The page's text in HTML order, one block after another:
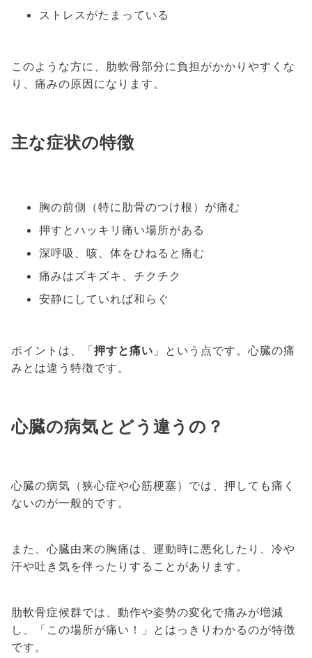
ストレスがたまっている
このような方に、肋軟骨部分に負担がかかりやすくな
り、痛みの原因になります。
主な症状の特徴
胸の前側（特に肋骨のつけ根）が痛む
押すとハッキリ痛い場所がある
深呼吸、咳、体をひねると痛む
痛みはズキズキ、チクチク
安静にしていれば和らぐ
ポイントは、「押すと痛い 」という点です。心臓の痛
みとは違う特徴です。
心臓の病気とどう違うの？
心臓の病気（狭心症や心筋梗塞）では、押しても痛く
ないのが一般的です。
また、心臓由来の胸痛は、運動時に悪化したり、冷や
汗や吐き気を伴ったりすることがあります。
肋軟骨症候群では、動作や姿勢の変化で痛みが増減
し、「この場所が痛い！」とはっきりわかるのが特徴
です。